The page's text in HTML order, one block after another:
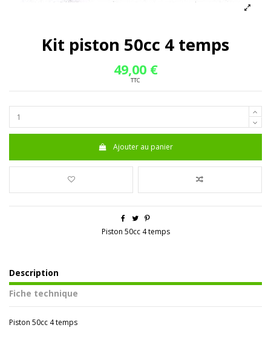
Kit piston 50cc 4 temps
49,00 €
TTC
Ajouter au panier
Piston 50cc 4 temps
Description
Fiche technique
Piston 50cc 4 temps